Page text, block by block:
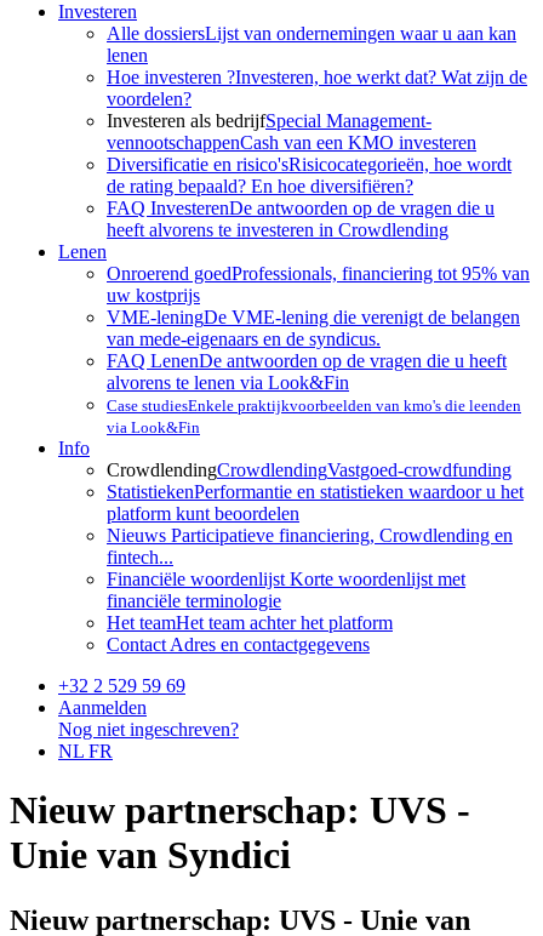
Investeren
Alle dossiersLijst van ondernemingen waar u aan kan
lenen
Hoe investeren ?Investeren, hoe werkt dat? Wat zijn de
voordelen?
Investeren als bedrijfSpecial Management-
vennootschappenCash van een KMO investeren
Diversificatie en risico'sRisicocategorieën, hoe wordt
de rating bepaald? En hoe diversifiëren?
FAQ InvesterenDe antwoorden op de vragen die u
heeft alvorens te investeren in Crowdlending
Lenen
Onroerend goedProfessionals, financiering tot 95% van
uw kostprijs
VME-leningDe VME-lening die verenigt de belangen
van mede-eigenaars en de syndicus.
FAQ LenenDe antwoorden op de vragen die u heeft
alvorens te lenen via Look&Fin
Case studiesEnkele praktijkvoorbeelden van kmo's die leenden
via Look&Fin
Info
CrowdlendingCrowdlendingVastgoed-crowdfunding
StatistiekenPerformantie en statistieken waardoor u het
platform kunt beoordelen
Nieuws Participatieve financiering, Crowdlending en
fintech...
Financiële woordenlijst Korte woordenlijst met
financiële terminologie
Het teamHet team achter het platform
Contact Adres en contactgegevens
+32 2 529 59 69
Aanmelden
Nog niet ingeschreven?
NL FR
Nieuw partnerschap: UVS -
Unie van Syndici
Nieuw partnerschap: UVS - Unie van